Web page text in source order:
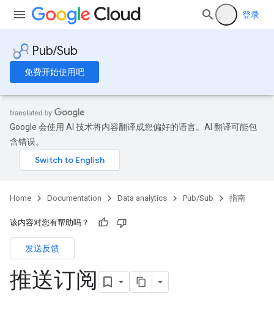
登录
Pub/Sub
免费开始使用吧
Google 会使用 AI 技术将内容翻译成您偏好的语言。AI 翻译可能包
含错误。
Home Documentation Data analytics Pub/Sub 指南
该内容对您有帮助吗？
发送反馈
推送订阅